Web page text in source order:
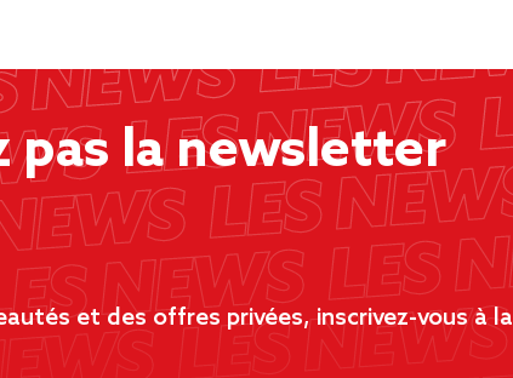
pas la newsletter
et des offres privées, inscrivez-vous à la